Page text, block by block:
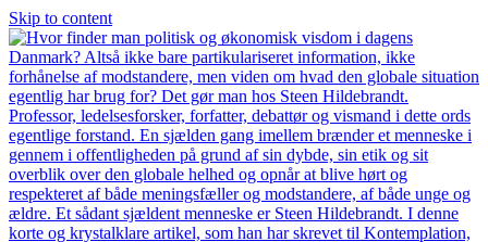
Skip to content